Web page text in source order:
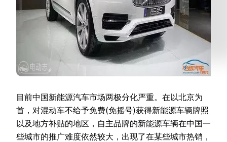
目前中国新能源汽车市场两极分化严重。在以北京为
首，对混动车不给予免费(免摇号)获得新能源车辆牌照
以及地方补贴的地区，自主品牌的新能源车辆在中国一
些城市的推广难度依然较大，出现了在某些城市热销，